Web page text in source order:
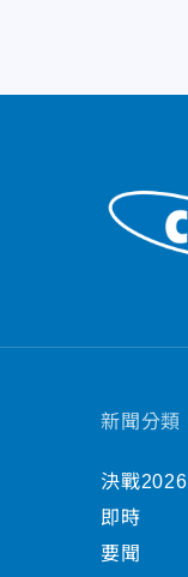
新聞分類
決戰2026
即時
要聞